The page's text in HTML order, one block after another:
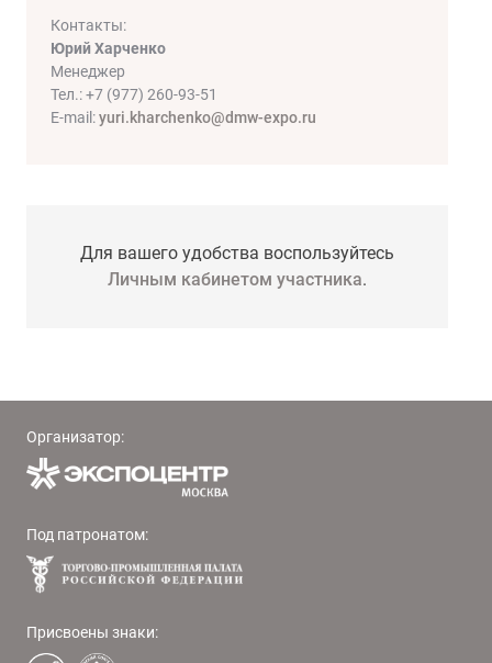
Контакты:
Юрий Харченко
Менеджер
Тел.: +7 (977) 260-93-51
Е-mail:yuri.kharchenko@dmw-expo.ru
Для вашего удобства воспользуйтесь
Личным кабинетом участника.
Организатор:
Под патронатом:
Присвоены знаки: